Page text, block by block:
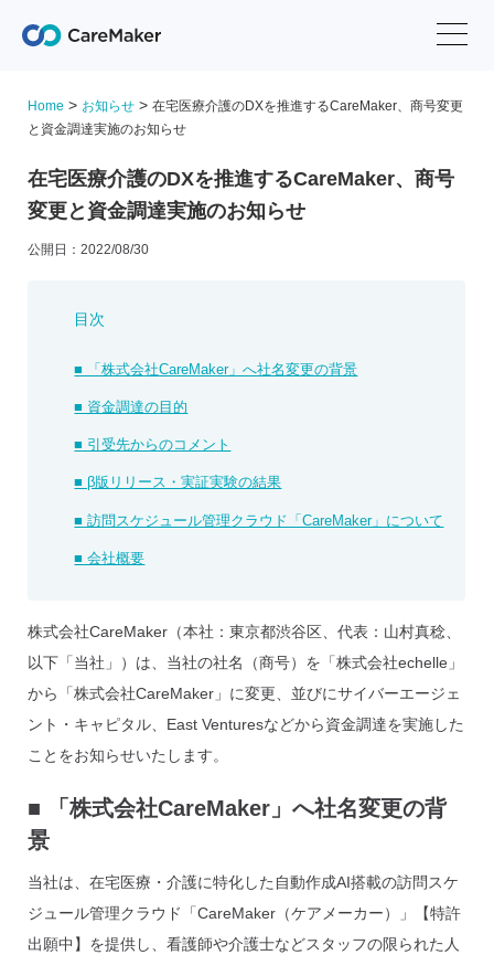
Home > お知らせ >在宅医療介護のDXを推進するCareMaker、商号変更
と資金調達実施のお知らせ
在宅医療介護のDXを推進するCareMaker、商号
変更と資金調達実施のお知らせ
公開日：2022/08/30
目次
■ 「株式会社CareMaker」へ社名変更の背景
■ 資金調達の目的
​■ 引受先からのコメント
■ β版リリース・実証実験の結果
■ 訪問スケジュール管理クラウド「CareMaker」について
■ 会社概要
株式会社CareMaker（本社：東京都渋谷区、代表：山村真稔、
以下「当社」）は、当社の社名（商号）を「株式会社echelle」
から「株式会社CareMaker」に変更、並びにサイバーエージェ
ント・キャピタル、East Venturesなどから資金調達を実施した
ことをお知らせいたします。
■
「株式会社CareMaker」へ社名変更の背
景
当社は、在宅医療・介護に特化した自動作成AI搭載の訪問スケ
ジュール管理クラウド「CareMaker（ケアメーカー）」【特許
出願中】を提供し、看護師や介護士などスタッフの限られた人